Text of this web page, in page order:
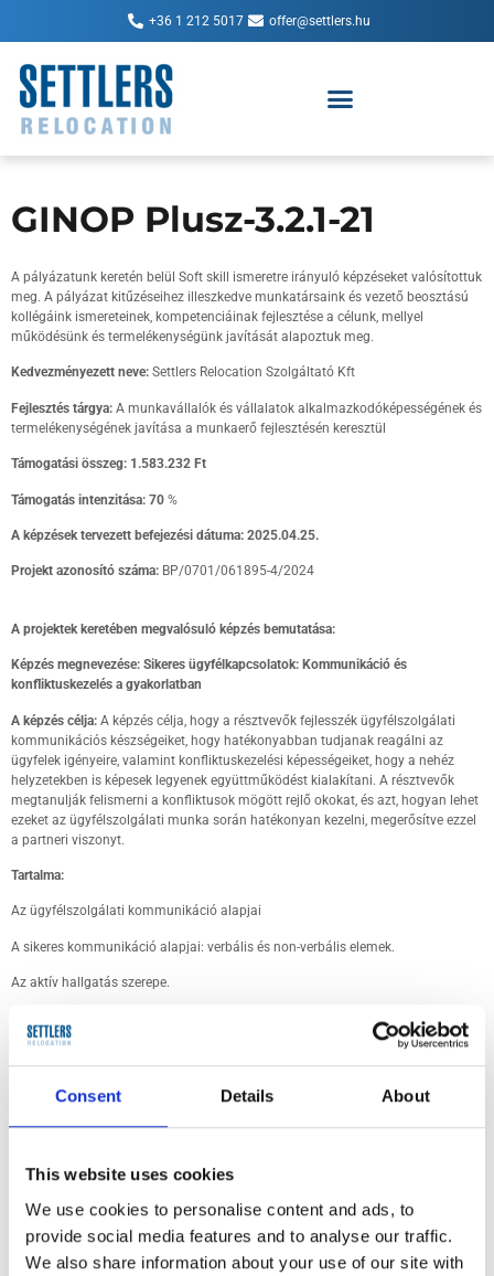
Consent Details About
This website uses cookies
We use cookies to personalise content and ads, to
provide social media features and to analyse our traffic.
We also share information about your use of our site with
+36 1 212 5017 offer@settlers.hu
GINOP Plusz-3.2.1-21
A pályázatunk keretén belül Soft skill ismeretre irányuló képzéseket valósítottuk
meg. A pályázat kitűzéseihez illeszkedve munkatársaink és vezető beosztású
kollégáink ismereteinek, kompetenciáinak fejlesztése a célunk, mellyel
működésünk és termelékenységünk javítását alapoztuk meg.
Kedvezményezett neve: Settlers Relocation Szolgáltató Kft
Fejlesztés tárgya: A munkavállalók és vállalatok alkalmazkodóképességének és
termelékenységének javítása a munkaerő fejlesztésén keresztül
Támogatási összeg: 1.583.232 Ft
Támogatás intenzitása: 70 %
A képzések tervezett befejezési dátuma: 2025.04.25.
Projekt azonosító száma: BP/0701/061895-4/2024
A projektek keretében megvalósuló képzés bemutatása:
Képzés megnevezése: Sikeres ügyfélkapcsolatok: Kommunikáció és
konfliktuskezelés a gyakorlatban
A képzés célja: A képzés célja, hogy a résztvevők fejlesszék ügyfélszolgálati
kommunikációs készségeiket, hogy hatékonyabban tudjanak reagálni az
ügyfelek igényeire, valamint konfliktuskezelési képességeiket, hogy a nehéz
helyzetekben is képesek legyenek együttműködést kialakítani. A résztvevők
megtanulják felismerni a konfliktusok mögött rejlő okokat, és azt, hogyan lehet
ezeket az ügyfélszolgálati munka során hatékonyan kezelni, megerősítve ezzel
a partneri viszonyt.
Tartalma:
Az ügyfélszolgálati kommunikáció alapjai
A sikeres kommunikáció alapjai: verbális és non-verbális elemek.
Az aktív hallgatás szerepe.
Empatikus reakciók kialakítása és alkalmazása konfliktusokban.
Asszertivitás az ügyfélszolgálatban
agresszívnek tűnnénk?
A konfliktusok természetének megértése